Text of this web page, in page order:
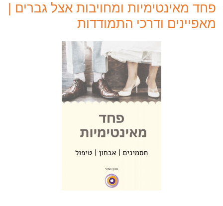
פחד מאינטימיות ומחויבות אצל גברים |
מאפיינים ודרכי התמודדות